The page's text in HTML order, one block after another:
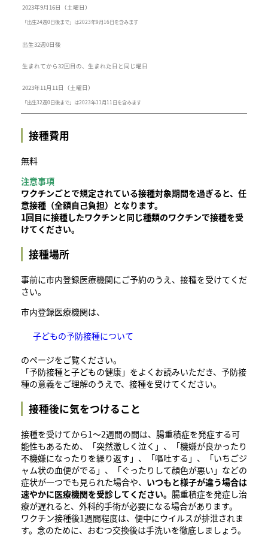
2023年9月16日（土曜日）
「出生24週0日後まで」は2023年9月16日を含みます
出生32週0日後
生まれてから32回目の、生まれた日と同じ曜日
2023年11月11日（土曜日）
「出生32週0日後まで」は2023年11月11日を含みます
接種費用
無料
注意事項
ワクチンごとで規定されている接種対象期間を過ぎると、任
意接種（全額自己負担）となります。
1回目に接種したワクチンと同じ種類のワクチンで接種を受
けてください。
接種場所
事前に市内登録医療機関にご予約のうえ、接種を受けてくだ
さい。
市内登録医療機関は、
子どもの予防接種について
のページをご覧ください。
「予防接種と子どもの健康」をよくお読みいただき、予防接
種の意義をご理解のうえで、接種を受けてください。
接種後に気をつけること
接種を受けてから1～2週間の間は、腸重積症を発症する可
能性もあるため、「突然激しく泣く」、「機嫌が良かったり
不機嫌になったりを繰り返す」、「嘔吐する」、「いちごジ
ャム状の血便がでる」、「ぐったりして顔色が悪い」などの
症状が一つでも見られた場合や、 いつもと様子が違う場合は
速やかに医療機関を受診してください。 腸重積症を発症し治
療が遅れると、外科的手術が必要になる場合があります。
ワクチン接種後1週間程度は、便中にウイルスが排泄されま
す。念のために、おむつ交換後は手洗いを徹底しましょう。